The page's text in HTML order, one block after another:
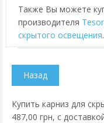
Также Вы можете
производителя
скрытого освещения.
Купить карниз для
487,00 грн, с